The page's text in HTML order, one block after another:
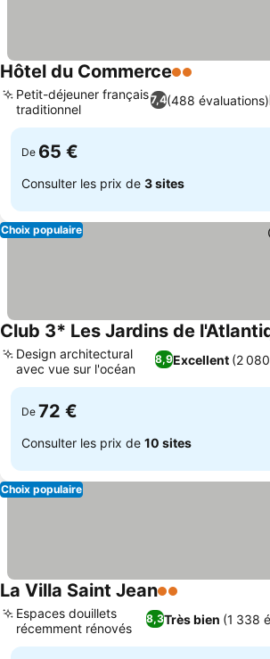
Hôtel du Commerce2 Étoiles
7,4(488 évaluations)
Petit-déjeuner français
traditionnel
De 65 €
Consulter les prix de 3 sites
Choix populaire
Club 3* Les Jardins de
8,9Excellent (2
Design architectural
avec vue sur l'océan
De 72 €
Consulter les prix de 10 sites
Choix populaire
La Villa Saint Jean2 Étoiles
8,3Très bien (1 338
Espaces douillets
récemment rénovés